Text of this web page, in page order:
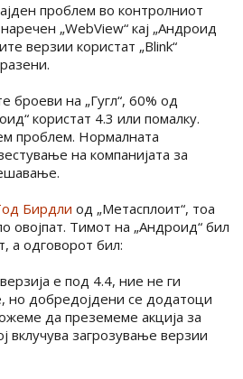
проблем во контролниот
„WebView“ кај „Андроид
верзии користат „Blink“
броеви на „Гугл“, 60% од
користат 4.3 или помалку.
проблем. Нормалната
на компанијата за
Бирдли од „Метасплоит“, тоа
овојпат. Тимот на „Андроид“ бил
а одговорот бил:
е под 4.4, ние не ги
но добредојдени се додатоци
да преземеме акција за
вклучува загрозување верзии